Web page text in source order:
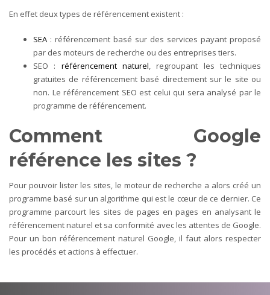
En effet deux types de référencement existent :
SEA : référencement basé sur des services payant proposé
par des moteurs de recherche ou des entreprises tiers.
SEO : référencement naturel, regroupant les techniques
gratuites de référencement basé directement sur le site ou
non. Le référencement SEO est celui qui sera analysé par le
programme de référencement.
Comment Google
référence les sites ?
Pour pouvoir lister les sites, le moteur de recherche a alors créé un
programme basé sur un algorithme qui est le cœur de ce dernier. Ce
programme parcourt les sites de pages en pages en analysant le
référencement naturel et sa conformité avec les attentes de Google.
Pour un bon référencement naturel Google, il faut alors respecter
les procédés et actions à effectuer.